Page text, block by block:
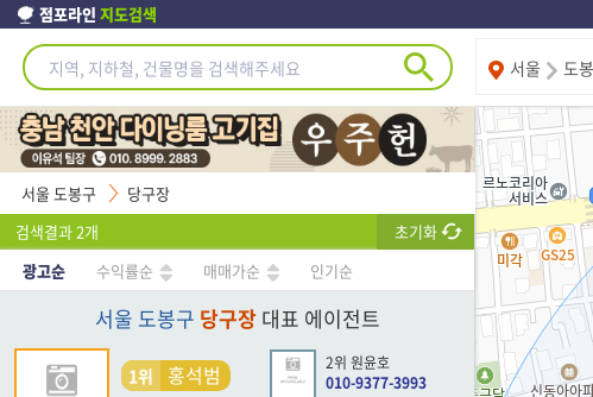
점포라인 지도검색
서울 도
서울 도봉구
당구장
검색결과2개
초기화
광고순
수익률순 매매가순 인기순
서울 도봉구 당구장대표 에이전트
1위
홍석범
2위 원윤호
010-9377-3993